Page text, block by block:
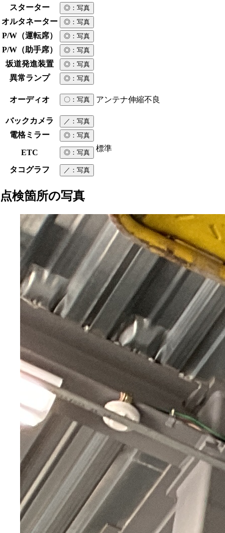
スターター ◎ ：写真
オルタネーター ◎ ：写真
P/W（運転席） ◎ ：写真
P/W（助手席） ◎ ：写真
坂道発進装置 ◎ ：写真
異常ランプ ◎ ：写真
オーディオ 〇 ：写真 アンテナ伸縮不良
バックカメラ ／ ：写真
電格ミラー ◎ ：写真
ETC ◎ ：写真 標準
タコグラフ ／ ：写真
点検箇所の写真